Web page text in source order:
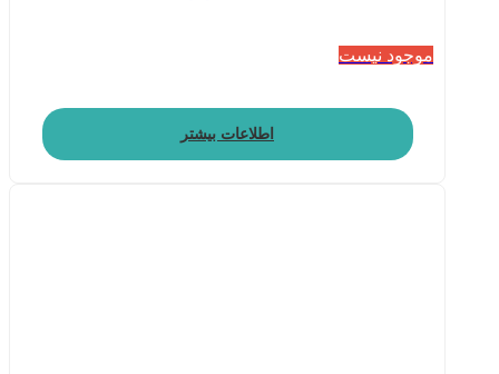
موجود نیست
اطلاعات بیشتر